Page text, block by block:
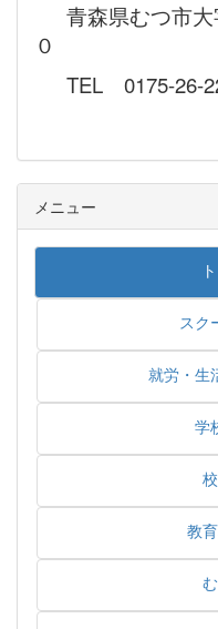
青森県むつ市大
０
TEL 0175-26-
メニュー
スク
就労・生
学
教